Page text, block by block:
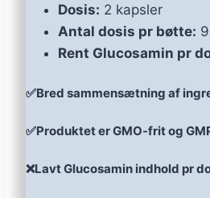
Dosis: 2 kapsler
Antal dosis pr bøtte:
Rent Glucosamin pr
✅Bred sammensætning af
✅Produktet er GMO-frit og
❌Lavt Glucosamin indhold pr